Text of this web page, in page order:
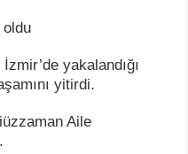
yakalandığı
yitirdi.
Aile